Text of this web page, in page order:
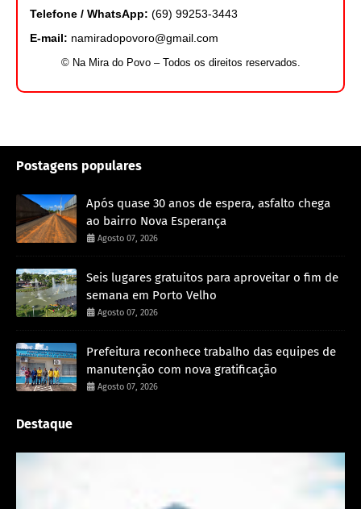
Telefone / WhatsApp: (69) 99253-3443
E-mail: namiradopovoro@gmail.com
© Na Mira do Povo – Todos os direitos reservados.
Postagens populares
Após quase 30 anos de espera, asfalto chega
ao bairro Nova Esperança
Agosto 07, 2026
Seis lugares gratuitos para aproveitar o fim de
semana em Porto Velho
Agosto 07, 2026
Prefeitura reconhece trabalho das equipes de
manutenção com nova gratificação
Agosto 07, 2026
Destaque